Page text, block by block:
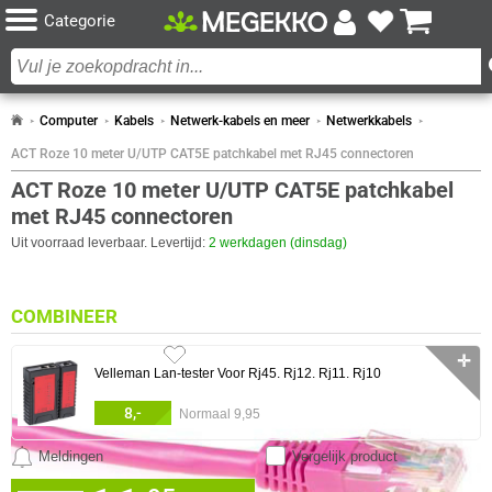
Categorie
Computer Kabels Netwerk-kabels en meer Netwerkkabels
ACT Roze 10 meter U/UTP CAT5E patchkabel met RJ45 connectoren
ACT Roze 10 meter U/UTP CAT5E patchkabel
met RJ45 connectoren
Uit voorraad leverbaar. Levertijd: 2 werkdagen (dinsdag)
Vergelijk product
Meldingen
COMBINEER
Velleman Lan-tester Voor Rj45. Rj12. Rj11. Rj10
8,- Normaal 9,95
✛
0 artikelen geselecteerd